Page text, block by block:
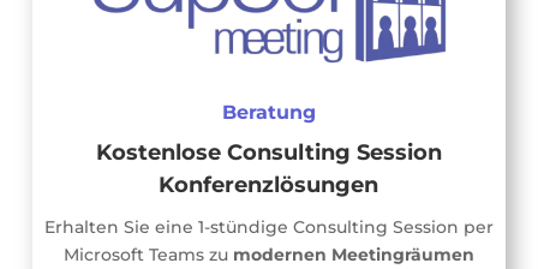
Beratung
Kostenlose Consulting Session
Konferenzlösungen
Erhalten Sie eine 1-stündige Consulting Session per
Microsoft Teams zumodernen Meetingräumen